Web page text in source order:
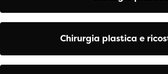
Chirurgia plastica e